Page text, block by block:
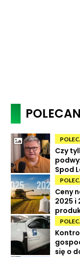
Czy
Spod
Ceny
2025 i
więcej
się o